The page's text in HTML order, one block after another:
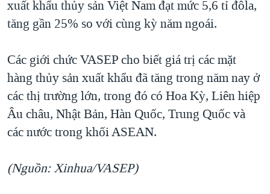
xuất khẩu thủy sản Việt Nam đạt mức 5,6 tỉ đôla,
tăng gần 25% so với cùng kỳ năm ngoái.
Các giới chức VASEP cho biết giá trị các mặt
hàng thủy sản xuất khẩu đã tăng trong năm nay ở
các thị trường lớn, trong đó có Hoa Kỳ, Liên hiệp
Âu châu, Nhật Bản, Hàn Quốc, Trung Quốc và
các nước trong khối ASEAN.
(Nguồn: Xinhua/VASEP)